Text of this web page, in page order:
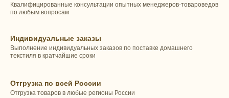
Квалифицированные консультации опытных менеджеров-товароведов
по любым вопросам
Индивидуальные заказы
Выполнение индивидуальных заказов по поставке домашнего
текстиля в кратчайшие сроки
Отгрузка по всей России
Отгрузка товаров в любые регионы России